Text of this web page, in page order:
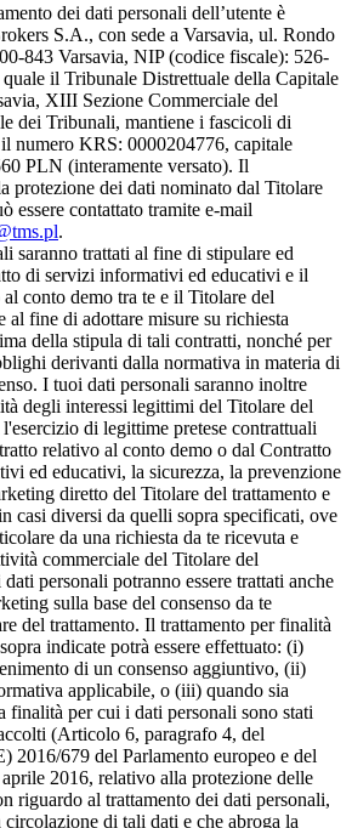
dei dati personali dell’utente è
S.A., con sede a Varsavia, ul. Rondo
843 Varsavia, NIP (codice fiscale): 526-
il Tribunale Distrettuale della Capitale
XIII Sezione Commerciale del
dei Tribunali, mantiene i fascicoli di
numero KRS: 0000204776, capitale
PLN (interamente versato). Il
protezione dei dati nominato dal Titolare
essere contattato tramite e-mail
.
saranno trattati al fine di stipulare ed
di servizi informativi ed educativi e il
conto demo tra te e il Titolare del
al fine di adottare misure su richiesta
della stipula di tali contratti, nonché per
derivanti dalla normativa in materia di
I tuoi dati personali saranno inoltre
degli interessi legittimi del Titolare del
di legittime pretese contrattuali
relativo al conto demo o dal Contratto
ed educativi, la sicurezza, la prevenzione
diretto del Titolare del trattamento e
casi diversi da quelli sopra specificati, ove
da una richiesta da te ricevuta e
commerciale del Titolare del
personali potranno essere trattati anche
sulla base del consenso da te
del trattamento. Il trattamento per finalità
indicate potrà essere effettuato: (i)
di un consenso aggiuntivo, (ii)
applicabile, o (iii) quando sia
finalità per cui i dati personali sono stati
(Articolo 6, paragrafo 4, del
2016/679 del Parlamento europeo e del
2016, relativo alla protezione delle
riguardo al trattamento dei dati personali,
di tali dati e che abroga la